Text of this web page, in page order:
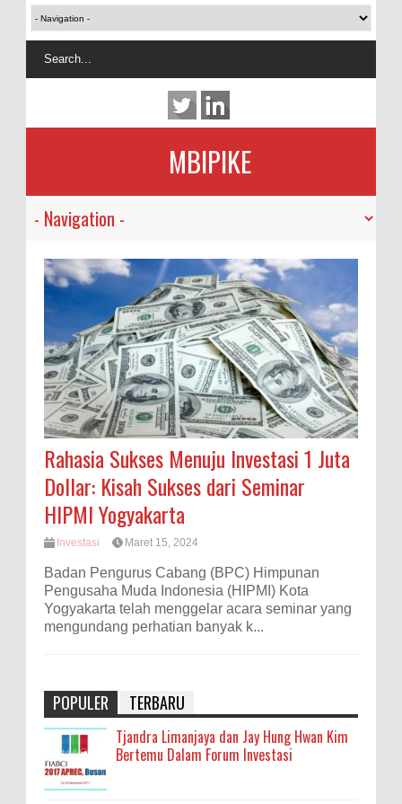
MBIPIKE
Rahasia Sukses Menuju Investasi 1 Juta
Dollar: Kisah Sukses dari Seminar
HIPMI Yogyakarta
Investasi Maret 15, 2024
Badan Pengurus Cabang (BPC) Himpunan
Pengusaha Muda Indonesia (HIPMI) Kota
Yogyakarta telah menggelar acara seminar yang
mengundang perhatian banyak k...
POPULER TERBARU
Tjandra Limanjaya dan Jay Hung Hwan Kim
Bertemu Dalam Forum Investasi